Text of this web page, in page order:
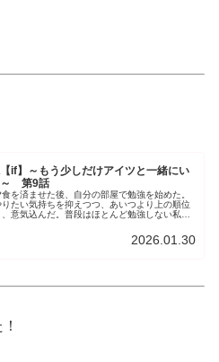
if】～もう少しだけアイツと一緒にい
～ 第9話
を済ませた後、自分の部屋で勉強を始めた。
たい気持ちを抑えつつ、あいつより上の順位
意気込んだ。普段はほとんど勉強しない私。
2026.01.30